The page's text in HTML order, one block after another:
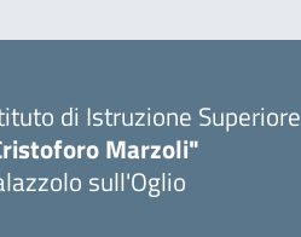
di Istruzione Superiore
Marzoli"
sull'Oglio